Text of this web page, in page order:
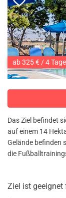
ab 325 € / 4
Das Ziel befindet
auf einem 14
Gelände befinden
die
Ziel ist geeignet